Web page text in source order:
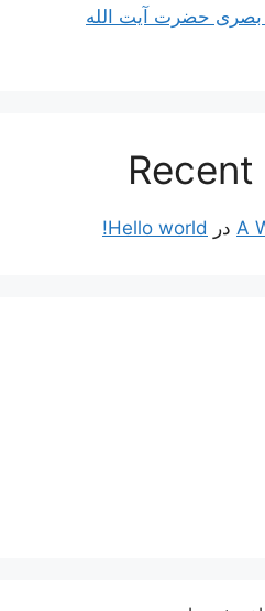
بصری حضرت آیت الله
A در Hello world!